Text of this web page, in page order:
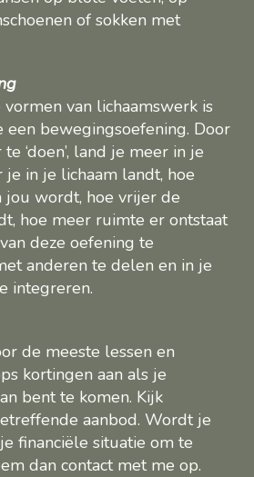
of sokken met
van lichaamswerk is
een bewegingsoefening. Door
‘doen’, land je meer in je
je in je lichaam landt, hoe
jou wordt, hoe vrijer de
hoe meer ruimte er ontstaat
deze oefening te
anderen te delen en in je
integreren.
de meeste lessen en
kortingen aan als je
bent te komen. Kijk
aanbod. Wordt je
financiële situatie om te
dan contact met me op.